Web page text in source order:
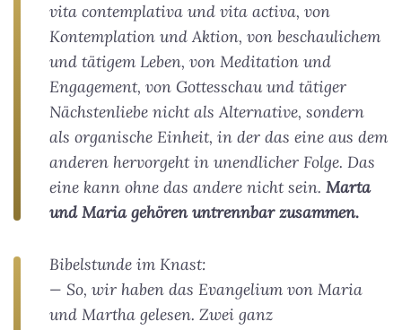
vita contemplativa und vita activa, von
Kontemplation und Aktion, von beschaulichem
und tätigem Leben, von Meditation und
Engagement, von Gottesschau und tätiger
Nächstenliebe nicht als Alternative, sondern
als organische Einheit, in der das eine aus dem
anderen hervorgeht in unendlicher Folge. Das
eine kann ohne das andere nicht sein. Marta
und Maria gehören untrennbar zusammen.
Bibelstunde im Knast:
— So, wir haben das Evangelium von Maria
und Martha gelesen. Zwei ganz